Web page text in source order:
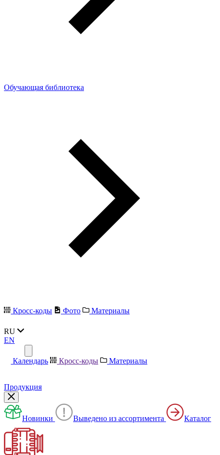
Обучающая библиотека
Кросс-коды Фото Материалы
RU
EN
Календарь Кросс-коды Материалы
Продукция
Новинки Выведено из ассортимента Каталог